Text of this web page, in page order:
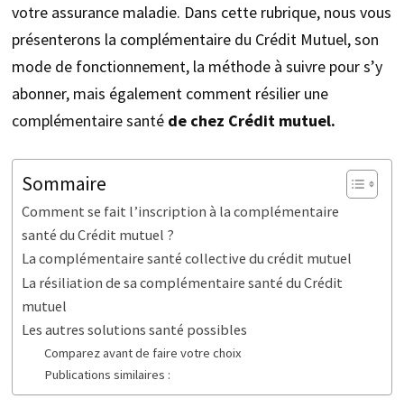
votre assurance maladie. Dans cette rubrique, nous vous
présenterons la complémentaire du Crédit Mutuel, son
mode de fonctionnement, la méthode à suivre pour s’y
abonner, mais également comment résilier une
complémentaire santéde chez Crédit mutuel.
Sommaire
Comment se fait l’inscription à la complémentaire
santé du Crédit mutuel ?
La complémentaire santé collective du crédit mutuel
La résiliation de sa complémentaire santé du Crédit
mutuel
Les autres solutions santé possibles
Comparez avant de faire votre choix
Publications similaires :